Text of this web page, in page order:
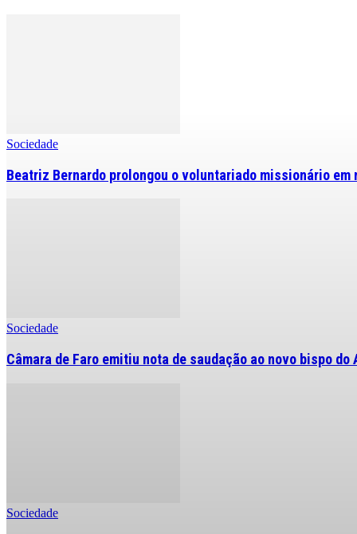
Sociedade
Beatriz Bernardo prolongou o voluntariado missionário em
Sociedade
Câmara de Faro emitiu nota de saudação ao novo bispo do
Sociedade